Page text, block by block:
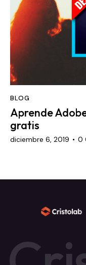
BLOG
Aprende
gratis
diciembre 6, 2019 0